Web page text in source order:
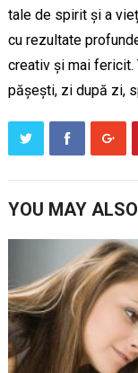
tale de spirit și a
cu rezultate
creativ și mai
pășești, zi după zi,
YOU MAY